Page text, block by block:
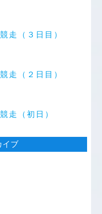
走（３日目）
走（２日目）
走（初日）
イブ